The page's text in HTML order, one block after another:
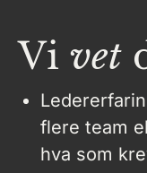
Vi vet
flere team
hva som